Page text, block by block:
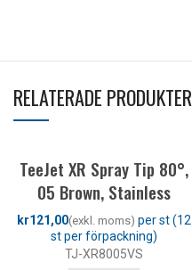
RELATERADE PRODUKTER
TeeJet XR Spray Tip 80°,
05 Brown, Stainless
kr
TJ-XR8005VS